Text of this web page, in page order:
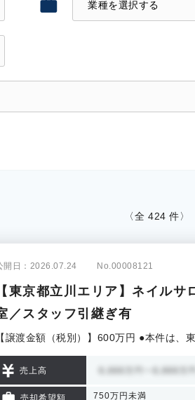
〈全424 件〉
開日：2026.07.24 No.00008121
東京都立川エリア】ネイルサ
／スタッフ引継ぎ有
譲渡金額（税別）】600万円 ●本件は、
売上高
売却希望額 750万円未満